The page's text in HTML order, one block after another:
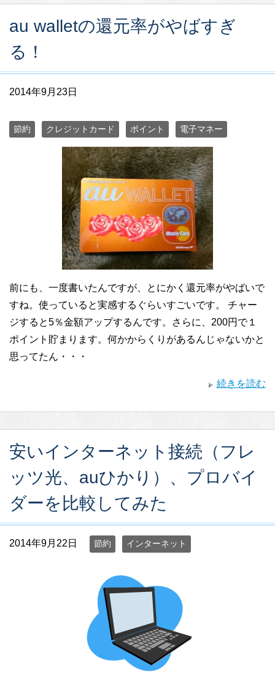
au walletの還元率がやばすぎ
る！
2014年9月23日
節約 クレジットカード ポイント 電子マネー
前にも、一度書いたんですが、とにかく還元率がやばいで
すね。使っていると実感するぐらいすごいです。 チャー
ジすると5％金額アップするんです。さらに、200円で１
ポイント貯まります。何かからくりがあるんじゃないかと
思ってたん・・・
続きを読む
安いインターネット接続（フレ
ッツ光、auひかり）、プロバイ
ダーを比較してみた
2014年9月22日 節約 インターネット